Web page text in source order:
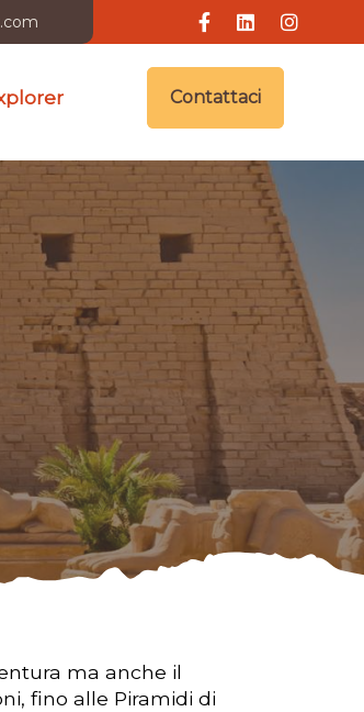
Contattaci
ma anche il
fino alle Piramidi di